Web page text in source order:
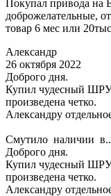
Покупал привода на
доброжелательные,
товар 6 мес или
Александр
26 октября 2022
Доброго дня.
Купил чудесный
произведена четко.
Александру
Смутило наличии
Доброго дня.
Купил чудесный
произведена четко.
Александру